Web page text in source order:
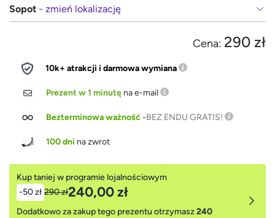
Sopot - zmień lokalizację
Cena: 290 zł
10k+ atrakcji i darmowa wymiana
Prezent w 1 minutę na e-mail
Bezterminowa ważność-BEZ ENDU GRATIS!
100 dni na zwrot
Kup taniej w programie lojalnościowym
-50 zł 290 zł240,00 zł
Dodatkowo za zakup tego prezentu otrzymasz240